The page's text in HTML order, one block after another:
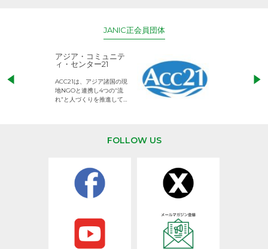
JANIC正会員団体
アジア・コミュニテ
ィ・センター21
ACC21は、アジア諸国の現
地NGOと連携し4つの“流
れ”と人づくりを推進してい
児童労働のない
権利が守られた
FOLLOW US